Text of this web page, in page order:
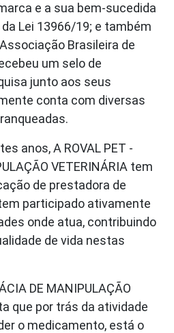
e a sua bem-sucedida
Lei 13966/19; e também
Brasileira de
um selo de
junto aos seus
conta com diversas
anos, A ROVAL PET -
VETERINÁRIA tem
de prestadora de
participado ativamente
onde atua, contribuindo
de vida nestas
DE MANIPULAÇÃO
que por trás da atividade
o medicamento, está o